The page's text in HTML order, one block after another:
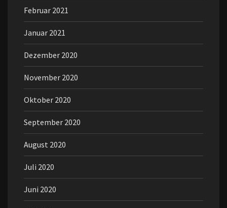
Februar 2021
Januar 2021
Dezember 2020
November 2020
Oktober 2020
September 2020
August 2020
Juli 2020
Juni 2020